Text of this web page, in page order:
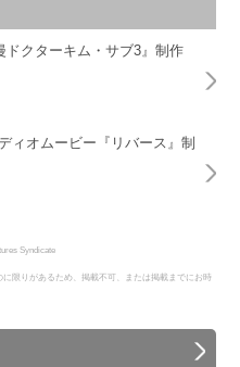
ドクターキム・サブ3』制作
ィオムービー『リバース』制
Syndicate
限りがあるため、掲載不可、または掲載までにお時